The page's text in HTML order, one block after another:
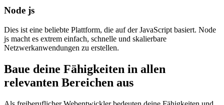
Node js
Dies ist eine beliebte Plattform, die auf der JavaScript basiert. Node
js macht es extrem einfach, schnelle und skalierbare
Netzwerkanwendungen zu erstellen.
Baue deine Fähigkeiten in allen
relevanten Bereichen aus